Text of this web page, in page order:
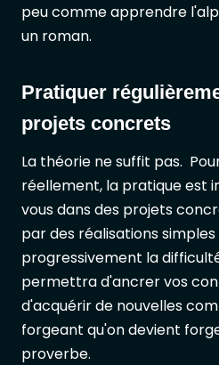
peu comme apprendre
un roman.
Pratiquer
projets concrets
La théorie ne suffit pas.
réellement, la pratique est
vous dans des projets
par des réalisations
progressivement la
permettra d'ancrer vos
d'acquérir de nouvelles
forgeant qu'on devient
proverbe.